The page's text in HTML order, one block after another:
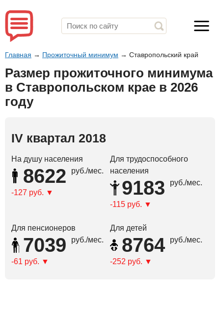
Главная → Прожиточный минимум → Ставропольский край
Размер прожиточного минимума
в Ставропольском крае в 2026
году
IV квартал 2018
На душу населения
8622 руб./мес.
-127 руб.
Для трудоспособного
населения
9183 руб./мес.
-115 руб.
Для пенсионеров
7039 руб./мес.
-61 руб.
Для детей
8764 руб./мес.
-252 руб.